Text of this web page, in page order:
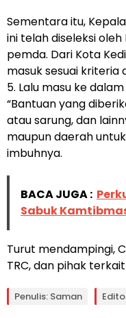
Sementara itu,
ini telah diseleksi
pemda. Dari Kota
masuk sesuai kriteria
5. Lalu masu ke
“Bantuan yang
atau sarung, dan
maupun daerah
imbuhnya.
BACA JUGA :
Sabuk
Turut mendampingi,
TRC, dan pihak
Penulis: Saman